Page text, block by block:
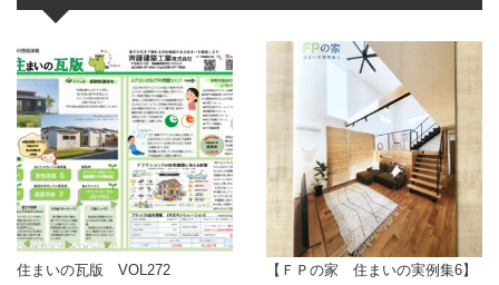
住まいの瓦版 VOL272
【ＦＰの家 住まいの実例集6】